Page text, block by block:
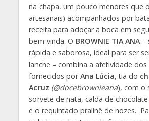
na chapa, um pouco menores que
artesanais) acompanhados por
receita para adoçar a boca em
bem-vinda. O BROWNIE TIA ANA –
rápida e saborosa, ideal para ser
lanche – combina a afetividade
fornecidos porAna Lúcia, tia do
Acruz (@docebrownieana), com o
sorvete de nata, calda de
e o requintado pralinê de nozes.